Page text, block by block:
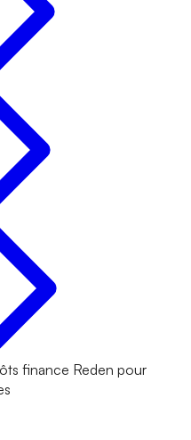
finance Reden pour